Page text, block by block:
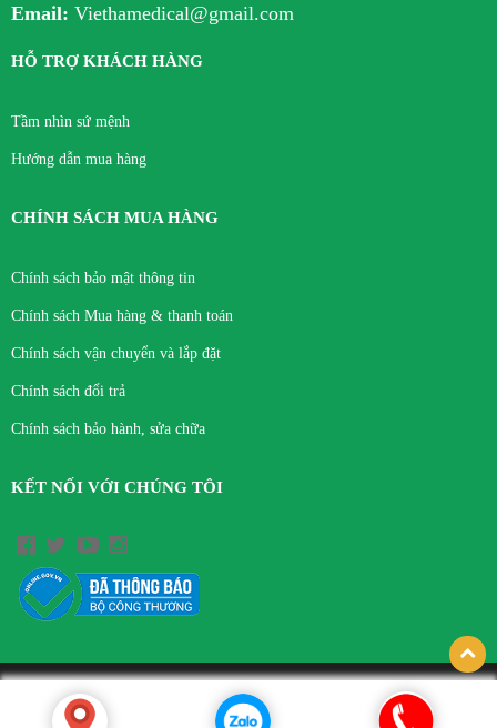
Email: Viethamedical@gmail.com
HỖ TRỢ KHÁCH HÀNG
Tầm nhìn sứ mệnh
Hướng dẫn mua hàng
CHÍNH SÁCH MUA HÀNG
Chính sách bảo mật thông tin
Chính sách Mua hàng & thanh toán
Chính sách vận chuyển và lắp đặt
Chính sách đổi trả
Chính sách bảo hành, sửa chữa
KẾT NỐI VỚI CHÚNG TÔI
© Bản quyền thuộc về CÔNG TY TNHH THIẾT BỊ Y TẾ VIỆT HÀ.
Thiết kế bởi hpsoft.vn